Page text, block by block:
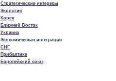
Стратегические интересы
Экология
Корея
Ближний Восток
Украина
Экономическая интеграция
СНГ
Прибалтика
Европейский союз